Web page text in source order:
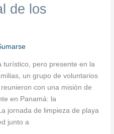
de los
turístico, pero presente en la
un grupo de voluntarios
con una misión de
en Panamá: la
jornada de limpieza de playa
junto a